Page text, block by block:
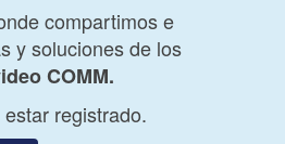
compartimos e
y soluciones de los
COMM.
registrado.